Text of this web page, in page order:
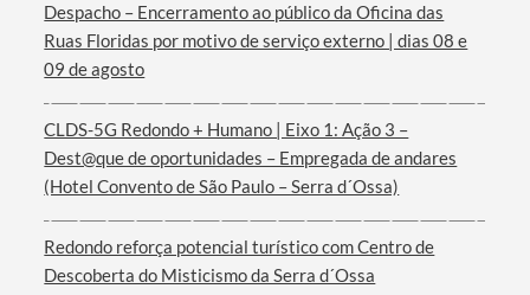
Categorias gerais
Filtros
Despacho – Encerramento ao público da Oficina das
Ruas Floridas por motivo de serviço externo | dias 08 e
09 de agosto
CLDS-5G Redondo + Humano | Eixo 1: Ação 3 –
Dest@que de oportunidades – Empregada de andares
(Hotel Convento de São Paulo – Serra d´Ossa)
Redondo reforça potencial turístico com Centro de
Descoberta do Misticismo da Serra d´Ossa